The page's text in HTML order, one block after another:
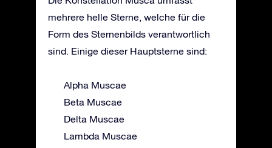
mehrere helle Sterne, welche für die
Form des Sternenbilds verantwortlich
sind. Einige dieser Hauptsterne sind:
Alpha Muscae
Beta Muscae
Delta Muscae
Lambda Muscae